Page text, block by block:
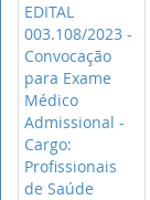
EDITAL
003.108/2023 -
Convocação
para Exame
Médico
Admissional -
Cargo:
Profissionais
de Saúde